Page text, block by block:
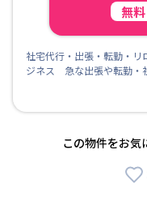
無料
社宅代行・出張・転勤・
ジネス 急な出張や転勤・
この物件をお気